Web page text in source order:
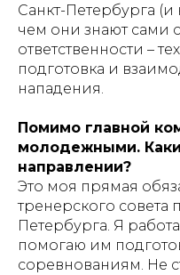
Санкт-Петербурга
чем они знают сами
ответственности –
подготовка и
нападения.
Помимо главной
молодежными.
направлении?
Это моя прямая
тренерского совета
Петербурга. Я
помогаю им
соревнованиям. Не